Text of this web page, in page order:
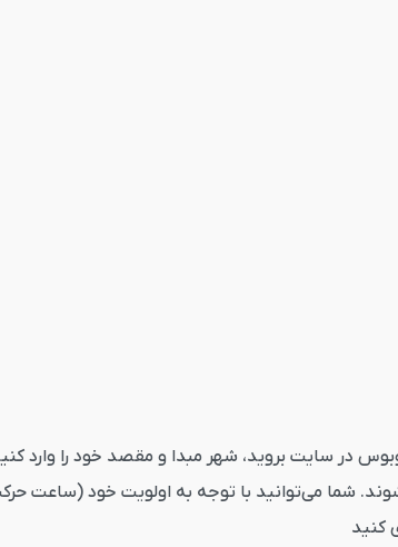
گناوه عسلویه از قاصدک24 ابتدا به بخش اتوبوس در سایت بروید، شهر
شما می‌توانید با توجه به اولویت خود (ساعت
کنید